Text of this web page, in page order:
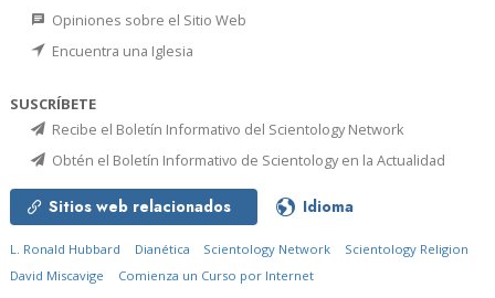
Opiniones sobre el Sitio Web
Encuentra una Iglesia
SUSCRÍBETE
Recibe el Boletín Informativo del Scientology Network
Obtén el Boletín Informativo de Scientology en la Actualidad
Sitios web relacionados Idioma
L. Ronald Hubbard Dianética Scientology Network
Scientology Religion
David Miscavige
Comienza un Curso por Internet